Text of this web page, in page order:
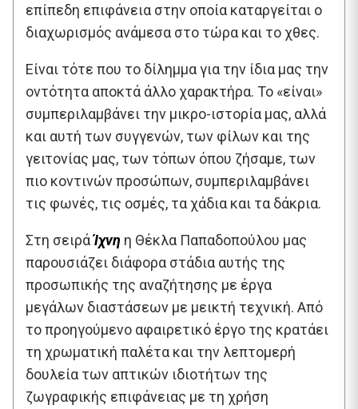
επίπεδη επιφάνεια στην οποία καταργείται ο
διαχωρισμός ανάμεσα στο τώρα και το χθες.
Είναι τότε που το δίλημμα για την ίδια μας την
οντότητα αποκτά άλλο χαρακτήρα. Το «είναι»
συμπεριλαμβάνει την μικρο-ιστορία μας, αλλά
και αυτή των συγγενών, των φίλων και της
γειτονίας μας, των τόπων όπου ζήσαμε, των
πιο κοντινών προσώπων, συμπεριλαμβάνει
τις φωνές, τις οσμές, τα χάδια και τα δάκρια.
Στη σειράΊχνη η Θέκλα Παπαδοπούλου μας
παρουσιάζει διάφορα στάδια αυτής της
προσωπικής της αναζήτησης με έργα
μεγάλων διαστάσεων με μεικτή τεχνική. Από
το προηγούμενο αφαιρετικό έργο της κρατάει
τη χρωματική παλέτα και την λεπτομερή
δουλεία των απτικών ιδιοτήτων της
ζωγραφικής επιφάνειας με τη χρήση